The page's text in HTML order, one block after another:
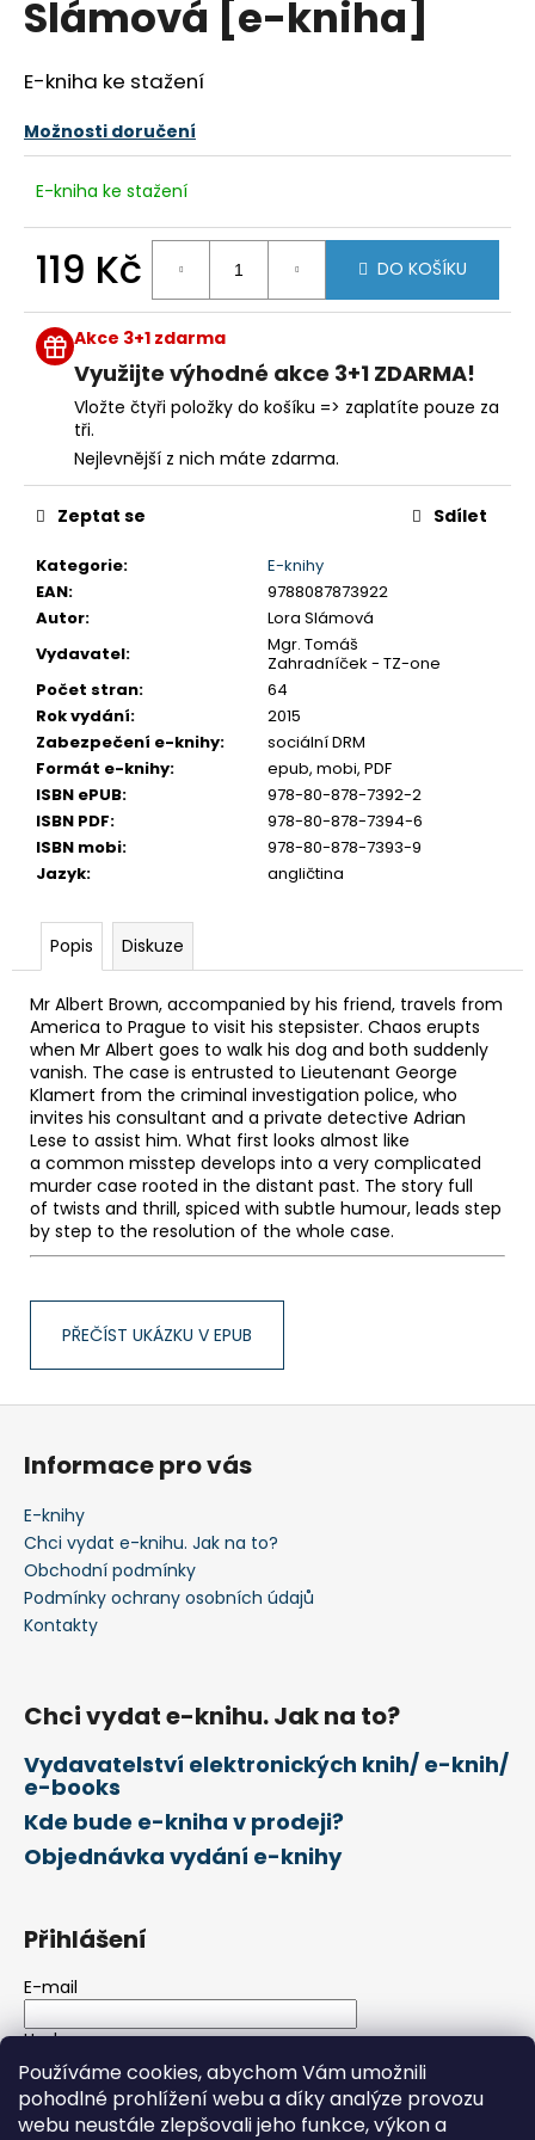
Používáme cookies, abychom Vám umožnili
pohodlné prohlížení webu a díky analýze provozu
webu neustále zlepšovali jeho funkce, výkon a
Slámová [e-kniha]
E-kniha ke stažení
Možnosti doručení
E-kniha ke stažení
119 Kč
cena:
DO KOŠÍKU
Akce 3+1 zdarma
Využijte výhodné akce 3+1 ZDARMA!
Vložte čtyři položky do košíku => zaplatíte pouze za
tři.
Nejlevnější z nich máte zdarma.
Kategorie:
E-knihy
EAN:
9788087873922
Autor:
Lora Slámová
Vydavatel:
Mgr. Tomáš
Zahradníček - TZ-one
Počet stran:
64
Rok vydání:
2015
Zabezpečení e-knihy:
sociální DRM
Formát e-knihy:
epub, mobi, PDF
ISBN ePUB:
978-80-878-7392-2
ISBN PDF:
978-80-878-7394-6
ISBN mobi:
978-80-878-7393-9
Jazyk: angličtina
Zeptat se Sdílet
Popis Diskuze
Mr Albert Brown, accompanied by his friend, travels from
America to Prague to visit his stepsister. Chaos erupts
when Mr Albert goes to walk his dog and both suddenly
vanish. The case is entrusted to Lieutenant George
Klamert from the criminal investigation police, who
invites his consultant and a private detective Adrian
Lese to assist him. What first looks almost like
a common misstep develops into a very complicated
murder case rooted in the distant past. The story full
of twists and thrill, spiced with subtle humour, leads step
by step to the resolution of the whole case.
PŘEČÍST UKÁZKU V EPUB
a
í
t
?
HLEDAT
r
u
u
e
m
Z
Informace pro vás
E-knihy
Chci vydat e-knihu. Jak na to?
Obchodní podmínky
Podmínky ochrany osobních údajů
Kontakty
Chci vydat e-knihu. Jak na to?
Vydavatelství elektronických knih/ e-knih/
e-books
Kde bude e-kniha v prodeji?
Objednávka vydání e-knihy
Přihlášení
E-mail
Heslo
PŘIHLÁSIT SE